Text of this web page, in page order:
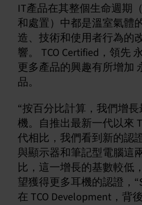
IT產品在其整個生命週期
和處置）中都是溫室氣體
造、技術和使用者行為的
響。 TCO Certified，領先
更多產品的興趣有所增加
品。
“按百分比計算，我們增
機。自推出最新一代以來
代相比，我們看到新的認
與顯示器和筆記型電腦這
比，這一增長的基數較低
望獲得更多耳機的認證，
在 TCO Development，背